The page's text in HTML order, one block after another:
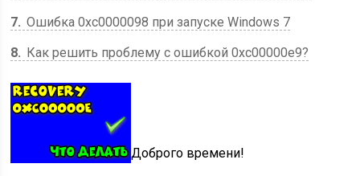
7 Ошибка 0xc0000098 при запуске Windows 7
8
Как решить проблему с ошибкой 0xc00000e9?
Доброго времени!